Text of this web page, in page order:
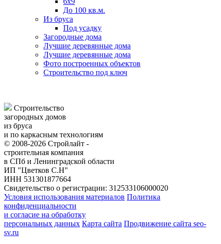
До 100 кв.м.
Из бруса
Под усадку
Загородные дома
Лучшие деревянные дома
Лучшие деревянные дома
Фото построенных объектов
Строительство под ключ
Строительство
загородных домов
из бруса
и по каркасным технологиям
© 2008-2026 Стройлайт -
строительная компания
в СПб и Ленинградской области
ИП "Цветков С.Н"
ИНН 531301877664
Свидетельство о регистрации: 312533106000020
Условия использования материалов Политика
конфиденциальности
и согласие на обработку
персональных данных Карта сайта Продвижение сайта seo-
sv.ru